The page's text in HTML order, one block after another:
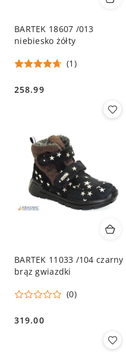
BARTEK 18607 /013
niebiesko żółty
(1)
Cena:
258.99
BARTEK 11033 /104 czarny
brąz gwiazdki
(0)
Cena:
319.00